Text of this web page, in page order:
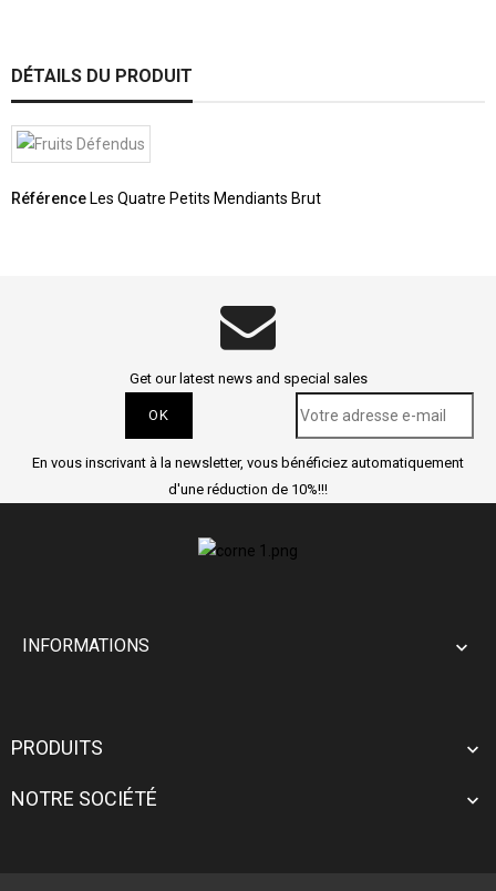
DÉTAILS DU PRODUIT
Référence Les Quatre Petits Mendiants Brut
Get our latest news and special sales
En vous inscrivant à la newsletter, vous bénéficiez automatiquement
d'une réduction de 10%!!!
INFORMATIONS 
PRODUITS 
NOTRE SOCIÉTÉ 